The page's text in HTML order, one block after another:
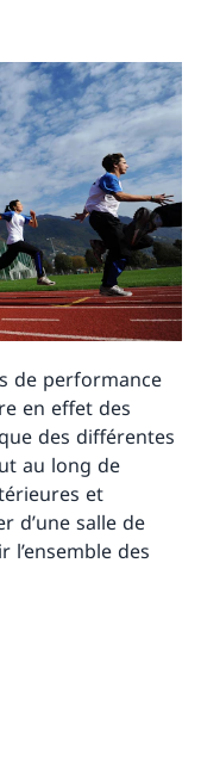
de performance
en effet des
des différentes
au long de
et
d’une salle de
l’ensemble des